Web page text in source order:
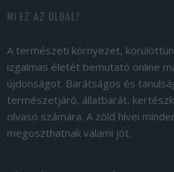
MI EZ AZ OLDAL?
A természeti környezet,
izgalmas életét bemutató online
újdonságot. Barátságos és
természetjáró, állatbarát,
olvasó számára. A zöld hívei
megoszthatnak valami jót.